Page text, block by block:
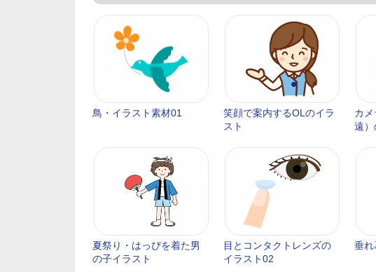
鳥・イラスト素材01
笑顔で案内するOLのイラ
スト
カ
遠）
夏祭り・はっぴを着た男
の子イラスト
目とコンタクトレンズの
イラスト02
垂れ